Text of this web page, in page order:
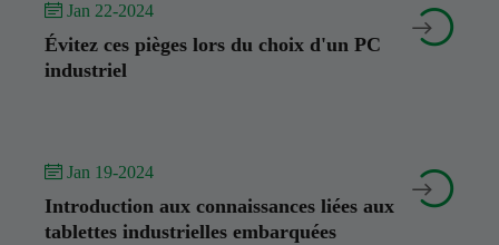
 Jan 22-2024
Évitez ces pièges lors du choix d'un PC
industriel


 Jan 19-2024
Introduction aux connaissances liées aux
tablettes industrielles embarquées

